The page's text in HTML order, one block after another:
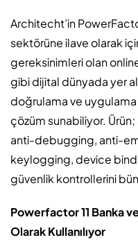
Architecht’in
sektörüne ilave olarak
gereksinimleri olan
gibi dijital dünyada yer
doğrulama ve uygulama
çözüm sunabiliyor.
anti-debugging, anti-
keylogging, device
güvenlik kontrollerini
Powerfactor 11 Banka
Olarak Kullanılıyor